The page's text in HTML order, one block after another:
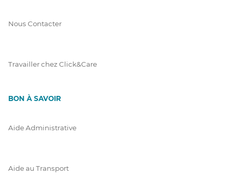
Nous Contacter
Travailler chez Click&Care
BON À SAVOIR
Aide Administrative
Aide au Transport